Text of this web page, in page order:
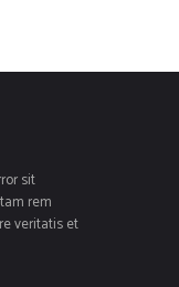
sit
rem
veritatis et